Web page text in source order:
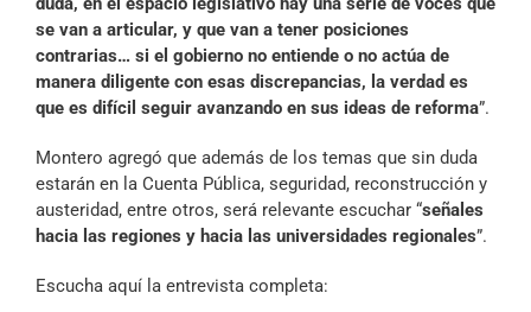
se van a articular, y que van a tener posiciones
contrarias… si el gobierno no entiende o no actúa de
manera diligente con esas discrepancias, la verdad es
que es difícil seguir avanzando en sus ideas de reforma”.
Montero agregó que además de los temas que sin duda
estarán en la Cuenta Pública, seguridad, reconstrucción y
austeridad, entre otros, será relevante escuchar “señales
hacia las regiones y hacia las universidades regionales”.
Escucha aquí la entrevista completa: